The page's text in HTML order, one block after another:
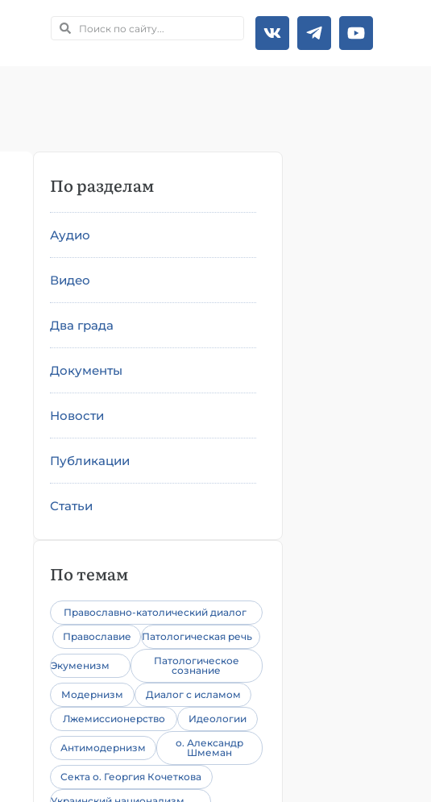
По разделам
Аудио
Видео
Два града
Документы
Новости
Публикации
Статьи
По темам
Православно-католический диалог
Православие
Патологическая речь
Экуменизм
Патологическое
сознание
Модернизм
Диалог с исламом
Лжемиссионерство
Идеологии
Антимодернизм
о. Александр
Шмеман
Секта о. Георгия Кочеткова